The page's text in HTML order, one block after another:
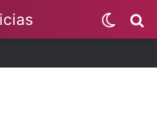
Switch
skin